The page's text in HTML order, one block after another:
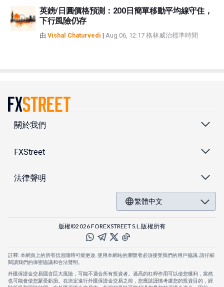
英鎊/日圓價格預測：200日簡單移動平均線守住，
下行風險仍存
由 Vishal Chaturvedi | Aug 06, 12:17 格林威治標準時間
關於我們
FXStreet
法律聲明
繁體中文
版權©2026 FOREXSTREET S.L.版權所有
註釋: 本網頁上的所有信息隨時可能更改. 使用本網站的瀏覽者必須接受我們的用戶協議. 請仔細
閱讀我們的保密協議和合法聲明。
外匯保證金交易隱含巨大風險，可能不適合所有投資者。過高的杠桿作用可以使您獲利，當然
也可能會使您蒙受虧損。在決定進行外匯保證金交易之前，您應該謹慎考慮您的投資目的，經